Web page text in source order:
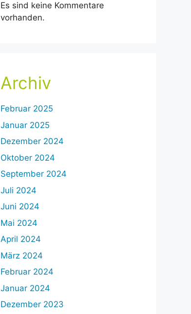
Es sind keine Kommentare
vorhanden.
Archiv
Februar 2025
Januar 2025
Dezember 2024
Oktober 2024
September 2024
Juli 2024
Juni 2024
Mai 2024
April 2024
März 2024
Februar 2024
Januar 2024
Dezember 2023